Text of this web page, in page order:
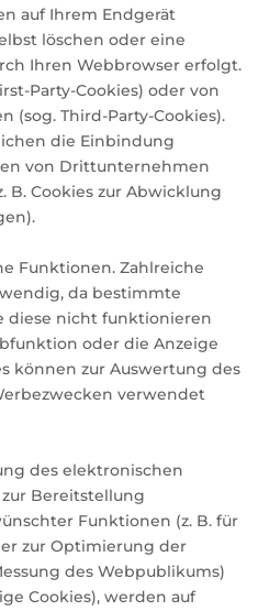
auf Ihrem Endgerät
löschen oder eine
Ihren Webbrowser erfolgt.
Party-Cookies) oder von
Third-Party-Cookies).
die Einbindung
von Drittunternehmen
B. Cookies zur Abwicklung
Funktionen. Zahlreiche
da bestimmte
diese nicht funktionieren
oder die Anzeige
können zur Auswertung des
verwendet
des elektronischen
Bereitstellung
Funktionen (z. B. für
zur Optimierung der
des Webpublikums)
Cookies), werden auf